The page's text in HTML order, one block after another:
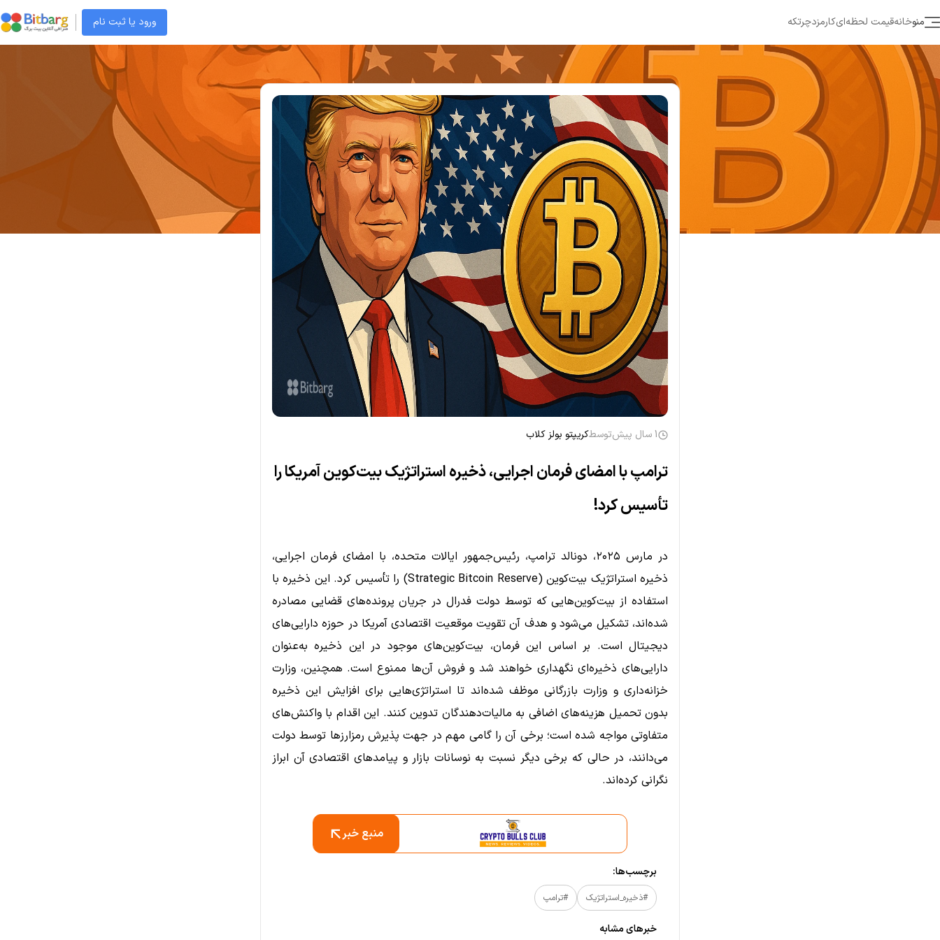
ورود یا ثبت نام چرتکهکارمزدقیمت لحظه‌ایخانهمنو
1 سال پیش توسطکریپتو بولز کلاب
ترامپ با امضای فرمان اجرایی، ذخیره استراتژیک بیت‌کوین آمریکا را
تأسیس کرد!
در مارس ۲۰۲۵، دونالد ترامپ، رئیس‌جمهور ایالات متحده، با امضای فرمان اجرایی،
ذخیره استراتژیک بیت‌کوین (Strategic Bitcoin Reserve) را تأسیس کرد.
این ذخیره با
استفاده از بیت‌کوین‌هایی که توسط دولت فدرال در جریان پرونده‌های قضایی مصادره
شده‌اند، تشکیل می‌شود و هدف آن تقویت موقعیت اقتصادی آمریکا در حوزه دارایی‌های
دیجیتال است. بر اساس این فرمان، بیت‌کوین‌های موجود در این ذخیره به‌عنوان
دارایی‌های ذخیره‌ای نگهداری خواهند شد و فروش آن‌ها ممنوع است. همچنین، وزارت
خزانه‌داری و وزارت بازرگانی موظف شده‌اند تا استراتژی‌هایی برای افزایش این ذخیره
بدون تحمیل هزینه‌های اضافی به مالیات‌دهندگان تدوین کنند. این اقدام با واکنش‌های
متفاوتی مواجه شده است؛ برخی آن را گامی مهم در جهت پذیرش رمزارزها توسط دولت
می‌دانند، در حالی که برخی دیگر نسبت به نوسانات بازار و پیامدهای اقتصادی آن ابراز
نگرانی کرده‌اند.
منبع خبر
برچسب‌ها:
#ذخیره_استراتژیک #ترامپ
خبر‌های مشابه